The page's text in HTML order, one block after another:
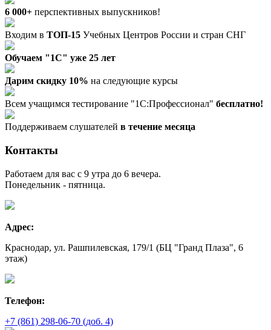
6 000+ перспективных выпускников!
Входим в ТОП-15 Учебных Центров России и стран СНГ
Обучаем "1С" уже 25 лет
Дарим скидку 10% на следующие курсы
Всем учащимся тестирование "1С:Профессионал" бесплатно!
Поддерживаем слушателей в течение месяца
Контакты
Работаем для вас с 9 утра до 6 вечера.
Понедельник - пятница.
Адрес:
Краснодар, ул. Рашпилевская, 179/1 (БЦ "Гранд Плаза", 6
этаж)
Телефон:
+7 (861) 298-06-70 (доб. 4)